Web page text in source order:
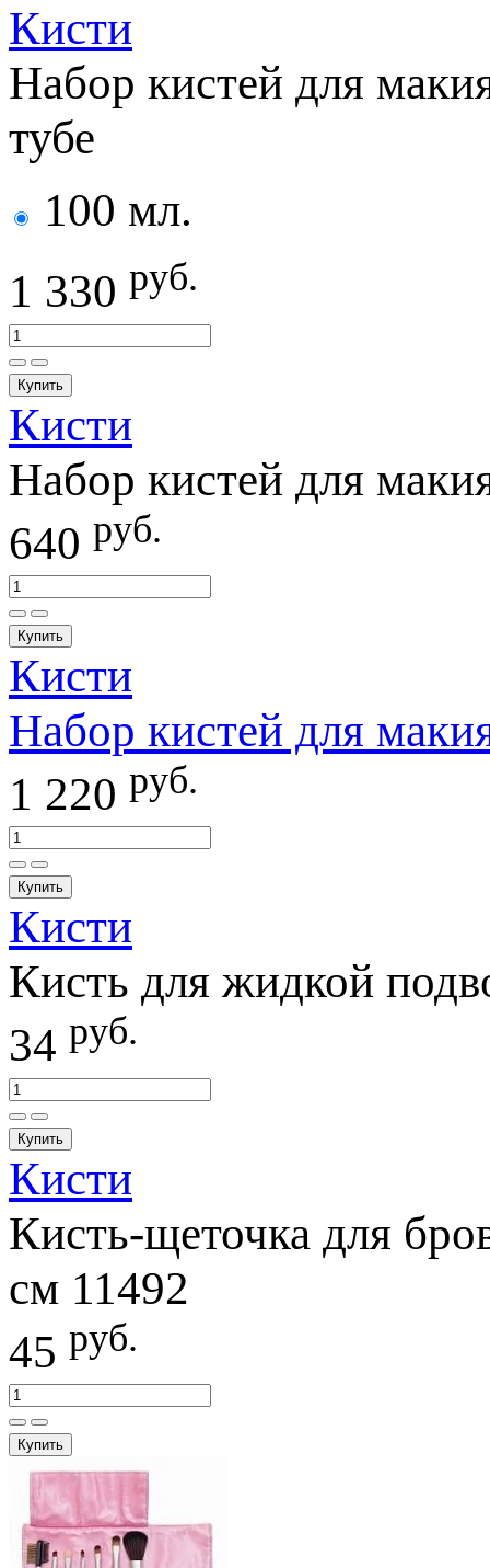
Кисти
Набор кистей для
тубе
100 мл.
1 330 руб.
Купить
Кисти
Набор кистей для
640 руб.
Купить
Кисти
Набор кистей для
1 220 руб.
Купить
Кисти
Кисть для жидкой
34 руб.
Купить
Кисти
Кисть-щеточка для
см 11492
45 руб.
Купить